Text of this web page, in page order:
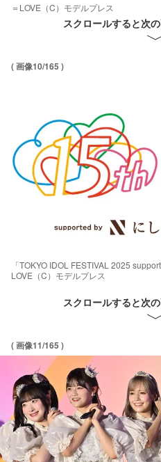
＝LOVE（C）モデルプレス
スクロールすると次
( 画像10/165 )
「TOKYO IDOL FESTIVAL 2025
LOVE（C）モデルプレス
スクロールすると次
( 画像11/165 )